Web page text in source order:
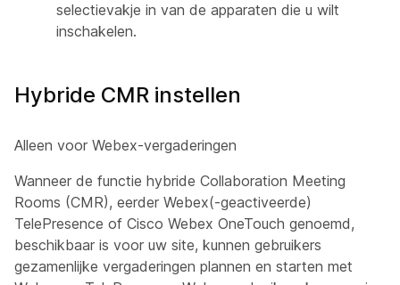
selectievakje in van de apparaten die u wilt
inschakelen.
Hybride CMR instellen
Alleen voor Webex-vergaderingen
Wanneer de functie hybride Collaboration Meeting
Rooms (CMR), eerder Webex(-geactiveerde)
TelePresence of Cisco Webex OneTouch genoemd,
beschikbaar is voor uw site, kunnen gebruikers
gezamenlijke vergaderingen plannen en starten met